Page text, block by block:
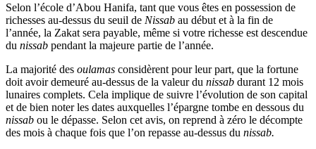
Selon l’école d’Abou Hanifa, tant que vous êtes en possession de
richesses au-dessus du seuil de Nissab au début et à la fin de
l’année, la Zakat sera payable, même si votre richesse est descendue
du nissab pendant la majeure partie de l’année.
La majorité des oulamas considèrent pour leur part, que la fortune
doit avoir demeuré au-dessus de la valeur du nissab durant 12 mois
lunaires complets. Cela implique de suivre l’évolution de son capital
et de bien noter les dates auxquelles l’épargne tombe en dessous du
nissab ou le dépasse. Selon cet avis, on reprend à zéro le décompte
des mois à chaque fois que l’on repasse au-dessus du nissab.